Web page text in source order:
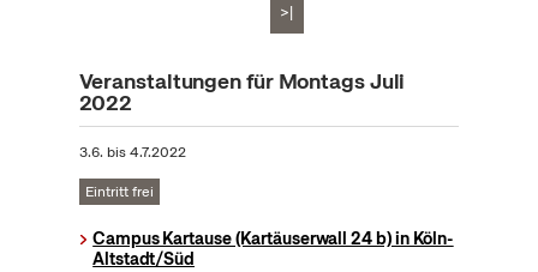
>|
Veranstaltungen für Montags Juli
2022
3.6. bis4.7.2022
Eintritt frei
Campus Kartause (Kartäuserwall 24 b) in Köln-
Altstadt/Süd